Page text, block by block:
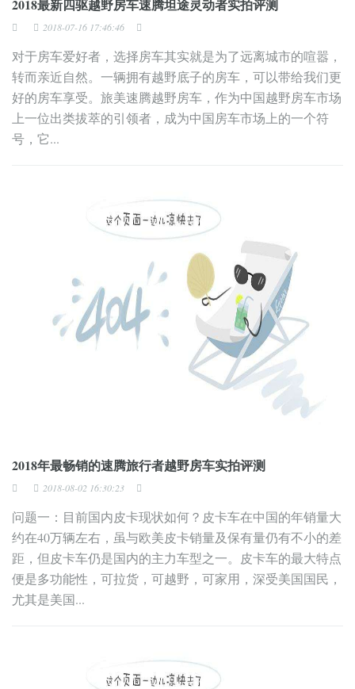
2018最新四驱越野房车速腾坦途灵动者实拍评测
2018-07-16 17:46:46
对于房车爱好者，选择房车其实就是为了远离城市的喧嚣，
转而亲近自然。一辆拥有越野底子的房车，可以带给我们更
好的房车享受。旅美速腾越野房车，作为中国越野房车市场
上一位出类拔萃的引领者，成为中国房车市场上的一个符
号，它...
2018年最畅销的速腾旅行者越野房车实拍评测
2018-08-02 16:30:23
问题一：目前国内皮卡现状如何？皮卡车在中国的年销量大
约在40万辆左右，虽与欧美皮卡销量及保有量仍有不小的差
距，但皮卡车仍是国内的主力车型之一。皮卡车的最大特点
便是多功能性，可拉货，可越野，可家用，深受美国国民，
尤其是美国...